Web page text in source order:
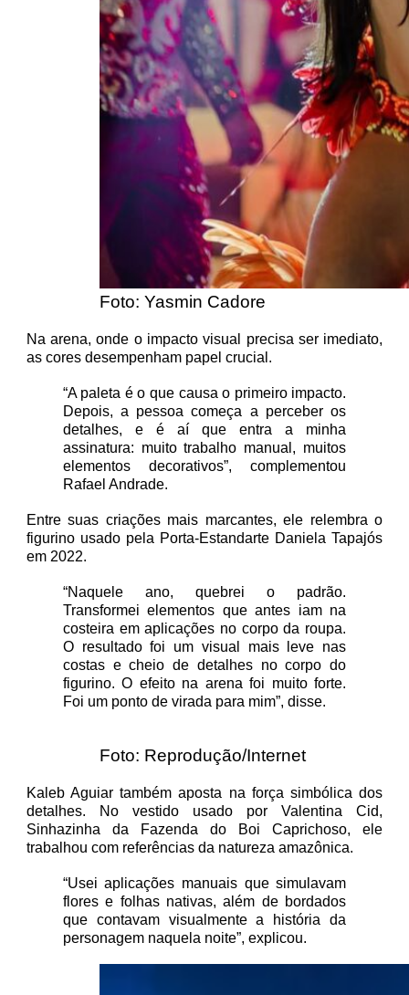
Foto: Yasmin Cadore
Na arena, onde o impacto visual precisa ser imediato,
as cores desempenham papel crucial.
“A paleta é o que causa o primeiro impacto.
Depois, a pessoa começa a perceber os
detalhes, e é aí que entra a minha
assinatura: muito trabalho manual, muitos
elementos decorativos”, complementou
Rafael Andrade.
Entre suas criações mais marcantes, ele relembra o
figurino usado pela Porta-Estandarte Daniela Tapajós
em 2022.
“Naquele ano, quebrei o padrão.
Transformei elementos que antes iam na
costeira em aplicações no corpo da roupa.
O resultado foi um visual mais leve nas
costas e cheio de detalhes no corpo do
figurino. O efeito na arena foi muito forte.
Foi um ponto de virada para mim”, disse.
Foto: Reprodução/Internet
Kaleb Aguiar também aposta na força simbólica dos
detalhes. No vestido usado por Valentina Cid,
Sinhazinha da Fazenda do Boi Caprichoso, ele
trabalhou com referências da natureza amazônica.
“Usei aplicações manuais que simulavam
flores e folhas nativas, além de bordados
que contavam visualmente a história da
personagem naquela noite”, explicou.